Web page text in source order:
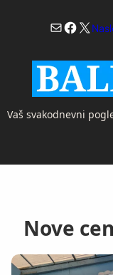
MailX
Vaš svakodnevni
Nove